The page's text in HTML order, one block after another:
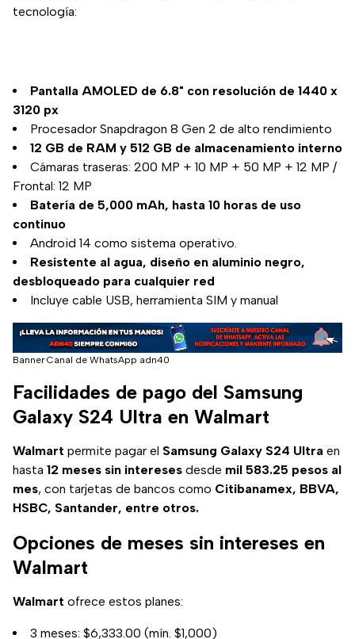
tecnología:
Pantalla AMOLED de 6.8" con resolución de 1440 x
3120 px
Procesador Snapdragon 8 Gen 2 de alto rendimiento
12 GB de RAM y 512 GB de almacenamiento interno
Cámaras traseras: 200 MP + 10 MP + 50 MP + 12 MP /
Frontal: 12 MP
Batería de 5,000 mAh, hasta 10 horas de uso
continuo
Android 14 como sistema operativo.
Resistente al agua, diseño en aluminio negro,
desbloqueado para cualquier red
Incluye cable USB, herramienta SIM y manual
Banner Canal de WhatsApp adn40
Facilidades de pago del Samsung
Galaxy S24 Ultra en Walmart
Walmart permite pagar el Samsung Galaxy S24 Ultra en
hasta 12 meses sin intereses desde mil 583.25 pesos al
mes, con tarjetas de bancos como Citibanamex, BBVA,
HSBC, Santander, entre otros.
Opciones de meses sin intereses en
Walmart
Walmart ofrece estos planes:
3 meses: $6,333.00 (mín. $1,000)